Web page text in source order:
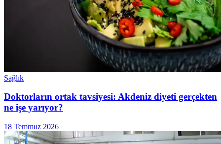
Sağlık
Doktorların ortak tavsiyesi: Akdeniz diyeti gerçekten
ne işe yarıyor?
18 Temmuz 2026